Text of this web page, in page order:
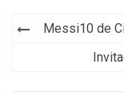
Messi10 de